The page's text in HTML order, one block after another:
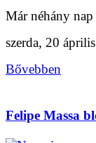
Már néhány
szerda, 20
Bővebben
Felipe Massa